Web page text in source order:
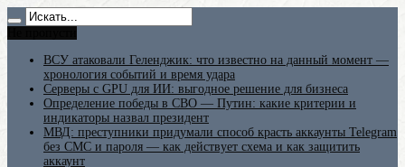
ВСУ атаковали Геленджик: что известно на данный момент —
хронология событий и время удара
Серверы с GPU для ИИ: выгодное решение для бизнеса
Определение победы в СВО — Путин: какие критерии и
индикаторы назвал президент
МВД: преступники придумали способ красть аккаунты Telegram
без СМС и пароля — как действует схема и как защитить
аккаунт